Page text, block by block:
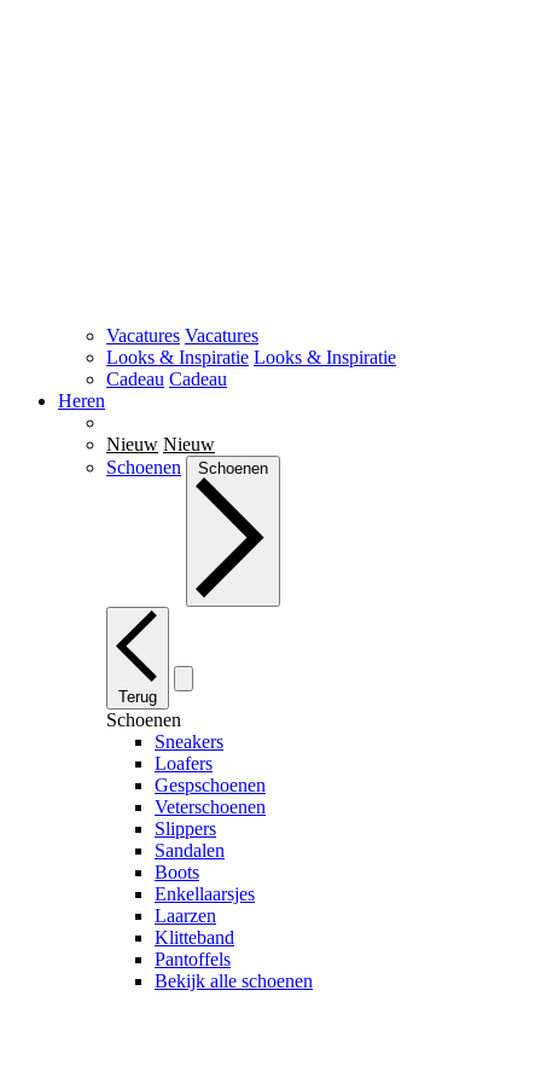
Vacatures Vacatures
Looks & Inspiratie Looks & Inspiratie
Cadeau Cadeau
Heren
Nieuw Nieuw
Schoenen
Schoenen
Terug
Schoenen
Sneakers
Loafers
Gespschoenen
Veterschoenen
Slippers
Sandalen
Boots
Enkellaarsjes
Laarzen
Klitteband
Pantoffels
Bekijk alle schoenen